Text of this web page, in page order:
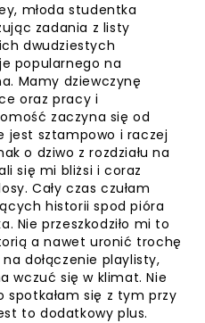
młoda studentka
zadania z listy
dwudziestych
popularnego na
Mamy dziewczynę
oraz pracy i
zaczyna się od
jest sztampowo i raczej
o dziwo z rozdziału na
się mi bliżsi i coraz
Cały czas czułam
historii spod pióra
Nie przeszkodziło mi to
a nawet uronić trochę
na dołączenie playlisty,
wczuć się w klimat. Nie
się z tym przy
to dodatkowy plus.